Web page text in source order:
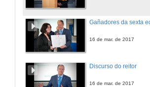
16 de mar. de 2017
Discurso do reitor
16 de mar. de 2017